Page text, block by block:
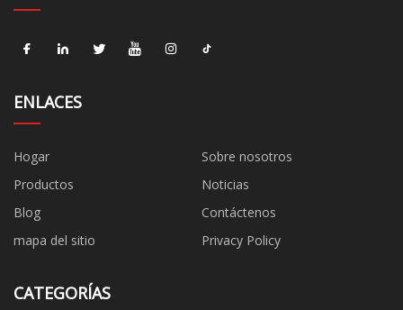
ENLACES
Hogar
Sobre nosotros
Productos
Noticias
Blog
Contáctenos
mapa del sitio
Privacy Policy
CATEGORÍAS